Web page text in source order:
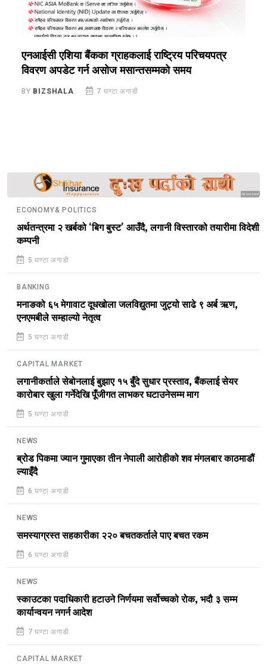
एनआईसी एशिया बैंकका ग्राहकलाई राष्ट्रिय परिचयपत्र
विवरण अपडेट गर्न असोज मसान्तसम्मको समय
BY BIZSHALA 7 घण्टा अगाडी
Sponsored
ECONOMY& POLITICS
अर्थतन्त्रमा २ खर्बको ‘बिग बुस्ट’ आउँदै, लगानी विस्तारको तयारीमा विदेशी
कम्पनी
5 घण्टा अगाडी
BANKING
मनाङको ६५ मेगावाट दूधखोला जलविद्युतमा जुट्यो साढे ९ अर्ब ऋण,
एनएमबीले सम्हाल्यो नेतृत्व
5 घण्टा अगाडी
CAPITAL MARKET
लगानीकर्ताले सेबोनलाई बुझाए १५ बुँदे सुधार प्रस्ताव, बैंकलाई सेयर
कारोबार खुला गर्नेदेखि पूँजीगत लाभकर घटाउनेसम्म माग
5 घण्टा अगाडी
NEWS
ब्रोड पिकमा ज्यान गुमाएका तीन नेपाली आरोहीको शव मंगलबार काठमाडौं
ल्याइँदै
6 घण्टा अगाडी
NEWS
समस्याग्रस्त सहकारीका २२० बचतकर्ताले पाए बचत रकम
6 घण्टा अगाडी
NEWS
स्काउटका पदाधिकारी हटाउने निर्णयमा सर्वोच्चको रोक, भदौ ३ सम्म
कार्यान्वयन नगर्न आदेश
7 घण्टा अगाडी
CAPITAL MARKET